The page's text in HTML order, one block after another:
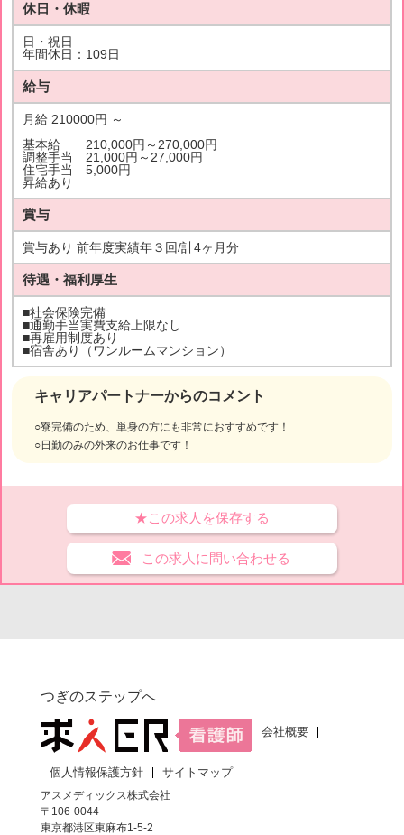
キャリアパートナーからのコメント
○寮完備のため、単身の方にも非常におすすめです！
○日勤のみの外来のお仕事です！
休日・休暇
日・祝日
年間休日：109日
給与
月給 210000円 ～
基本給 210,000円～270,000円
調整手当 21,000円～27,000円
住宅手当 5,000円
昇給あり
賞与
賞与あり 前年度実績年３回/計4ヶ月分
待遇・福利厚生
■社会保険完備
■通勤手当実費支給上限なし
■再雇用制度あり
■宿舎あり（ワンルームマンション）
★この求人を保存する
この求人に問い合わせる
つぎのステップへ
会社概要
個人情報保護方針
サイトマップ
アスメディックス株式会社
〒106-0044
東京都港区東麻布1-5-2